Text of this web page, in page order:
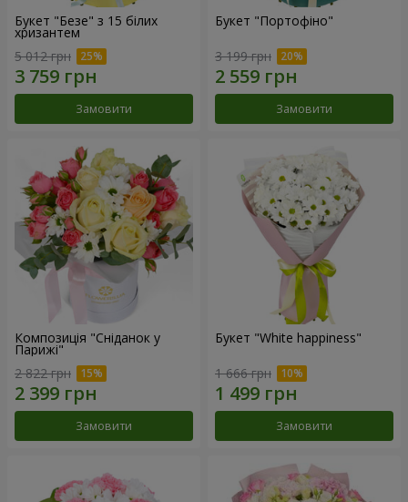
Букет "Безе" з 15 білих
хризантем
5 012 грн
Замовити
Букет "Портофіно"
3 199 грн
Замовити
Композиція "Сніданок у
Парижі"
2 822 грн
Замовити
Букет "White happiness"
1 666 грн
Замовити